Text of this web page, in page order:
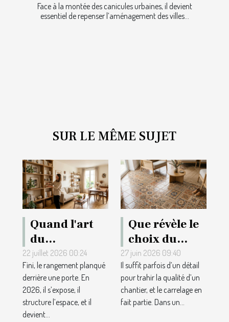
Face à la montée des canicules urbaines, il devient
essentiel de repenser l’aménagement des villes...
SUR LE MÊME SUJET
Quand l'art
du
rangement
repense la
décoration
intérieure
moderne
22 juillet 2026 00:24
Fini, le rangement planqué
derrière une porte. En
2026, il s’expose, il
structure l’espace, et il
devient...
Que révèle le
choix du
carrelage sur
une
réalisation
réussie ?
27 juin 2026 09:40
Il suffit parfois d’un détail
pour trahir la qualité d’un
chantier, et le carrelage en
fait partie. Dans un...